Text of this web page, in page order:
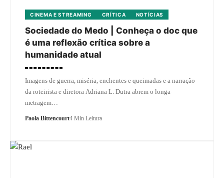
CINEMA E STREAMING CRÍTICA NOTÍCIAS
Sociedade do Medo | Conheça o doc que
é uma reflexão crítica sobre a
humanidade atual
Imagens de guerra, miséria, enchentes e queimadas e a narração
da roteirista e diretora Adriana L. Dutra abrem o longa-
metragem…
Paola Bittencourt4 Min Leitura